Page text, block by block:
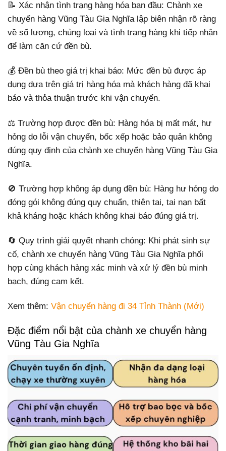
📝 Xác nhận tình trạng hàng hóa ban đầu: Chành xe
chuyển hàng Vũng Tàu Gia Nghĩa lập biên nhận rõ ràng
về số lượng, chủng loại và tình trạng hàng khi tiếp nhận
để làm căn cứ đền bù.
💰 Đền bù theo giá trị khai báo: Mức đền bù được áp
dụng dựa trên giá trị hàng hóa mà khách hàng đã khai
báo và thỏa thuận trước khi vận chuyển.
⚖️ Trường hợp được đền bù: Hàng hóa bị mất mát, hư
hỏng do lỗi vận chuyển, bốc xếp hoặc bảo quản không
đúng quy định của chành xe chuyển hàng Vũng Tàu Gia
Nghĩa.
🚫 Trường hợp không áp dụng đền bù: Hàng hư hỏng do
đóng gói không đúng quy chuẩn, thiên tai, tai nạn bất
khả kháng hoặc khách không khai báo đúng giá trị.
🔄 Quy trình giải quyết nhanh chóng: Khi phát sinh sự
cố, chành xe chuyển hàng Vũng Tàu Gia Nghĩa phối
hợp cùng khách hàng xác minh và xử lý đền bù minh
bạch, đúng cam kết.
Xem thêm: Vận chuyển hàng đi 34 Tỉnh Thành (Mới)
Đặc điểm nổi bật của chành xe chuyển hàng
Vũng Tàu Gia Nghĩa